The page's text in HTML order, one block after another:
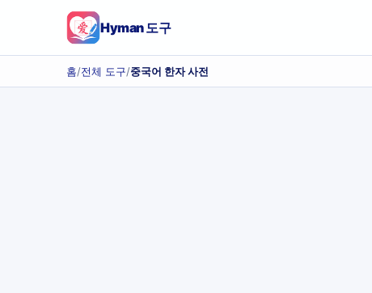
Hyman 도구
홈/전체 도구/중국어 한자 사전